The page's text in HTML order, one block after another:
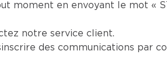
moment en envoyant le mot «
notre service client.
des communications par